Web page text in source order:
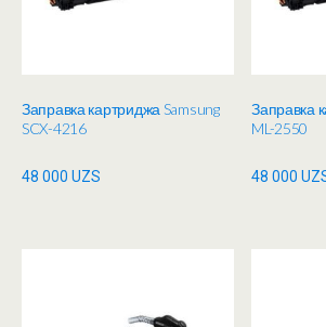
Заправка картриджа Samsung
SCX-4216
48 000 UZS
Заправка
ML-2550
48 000